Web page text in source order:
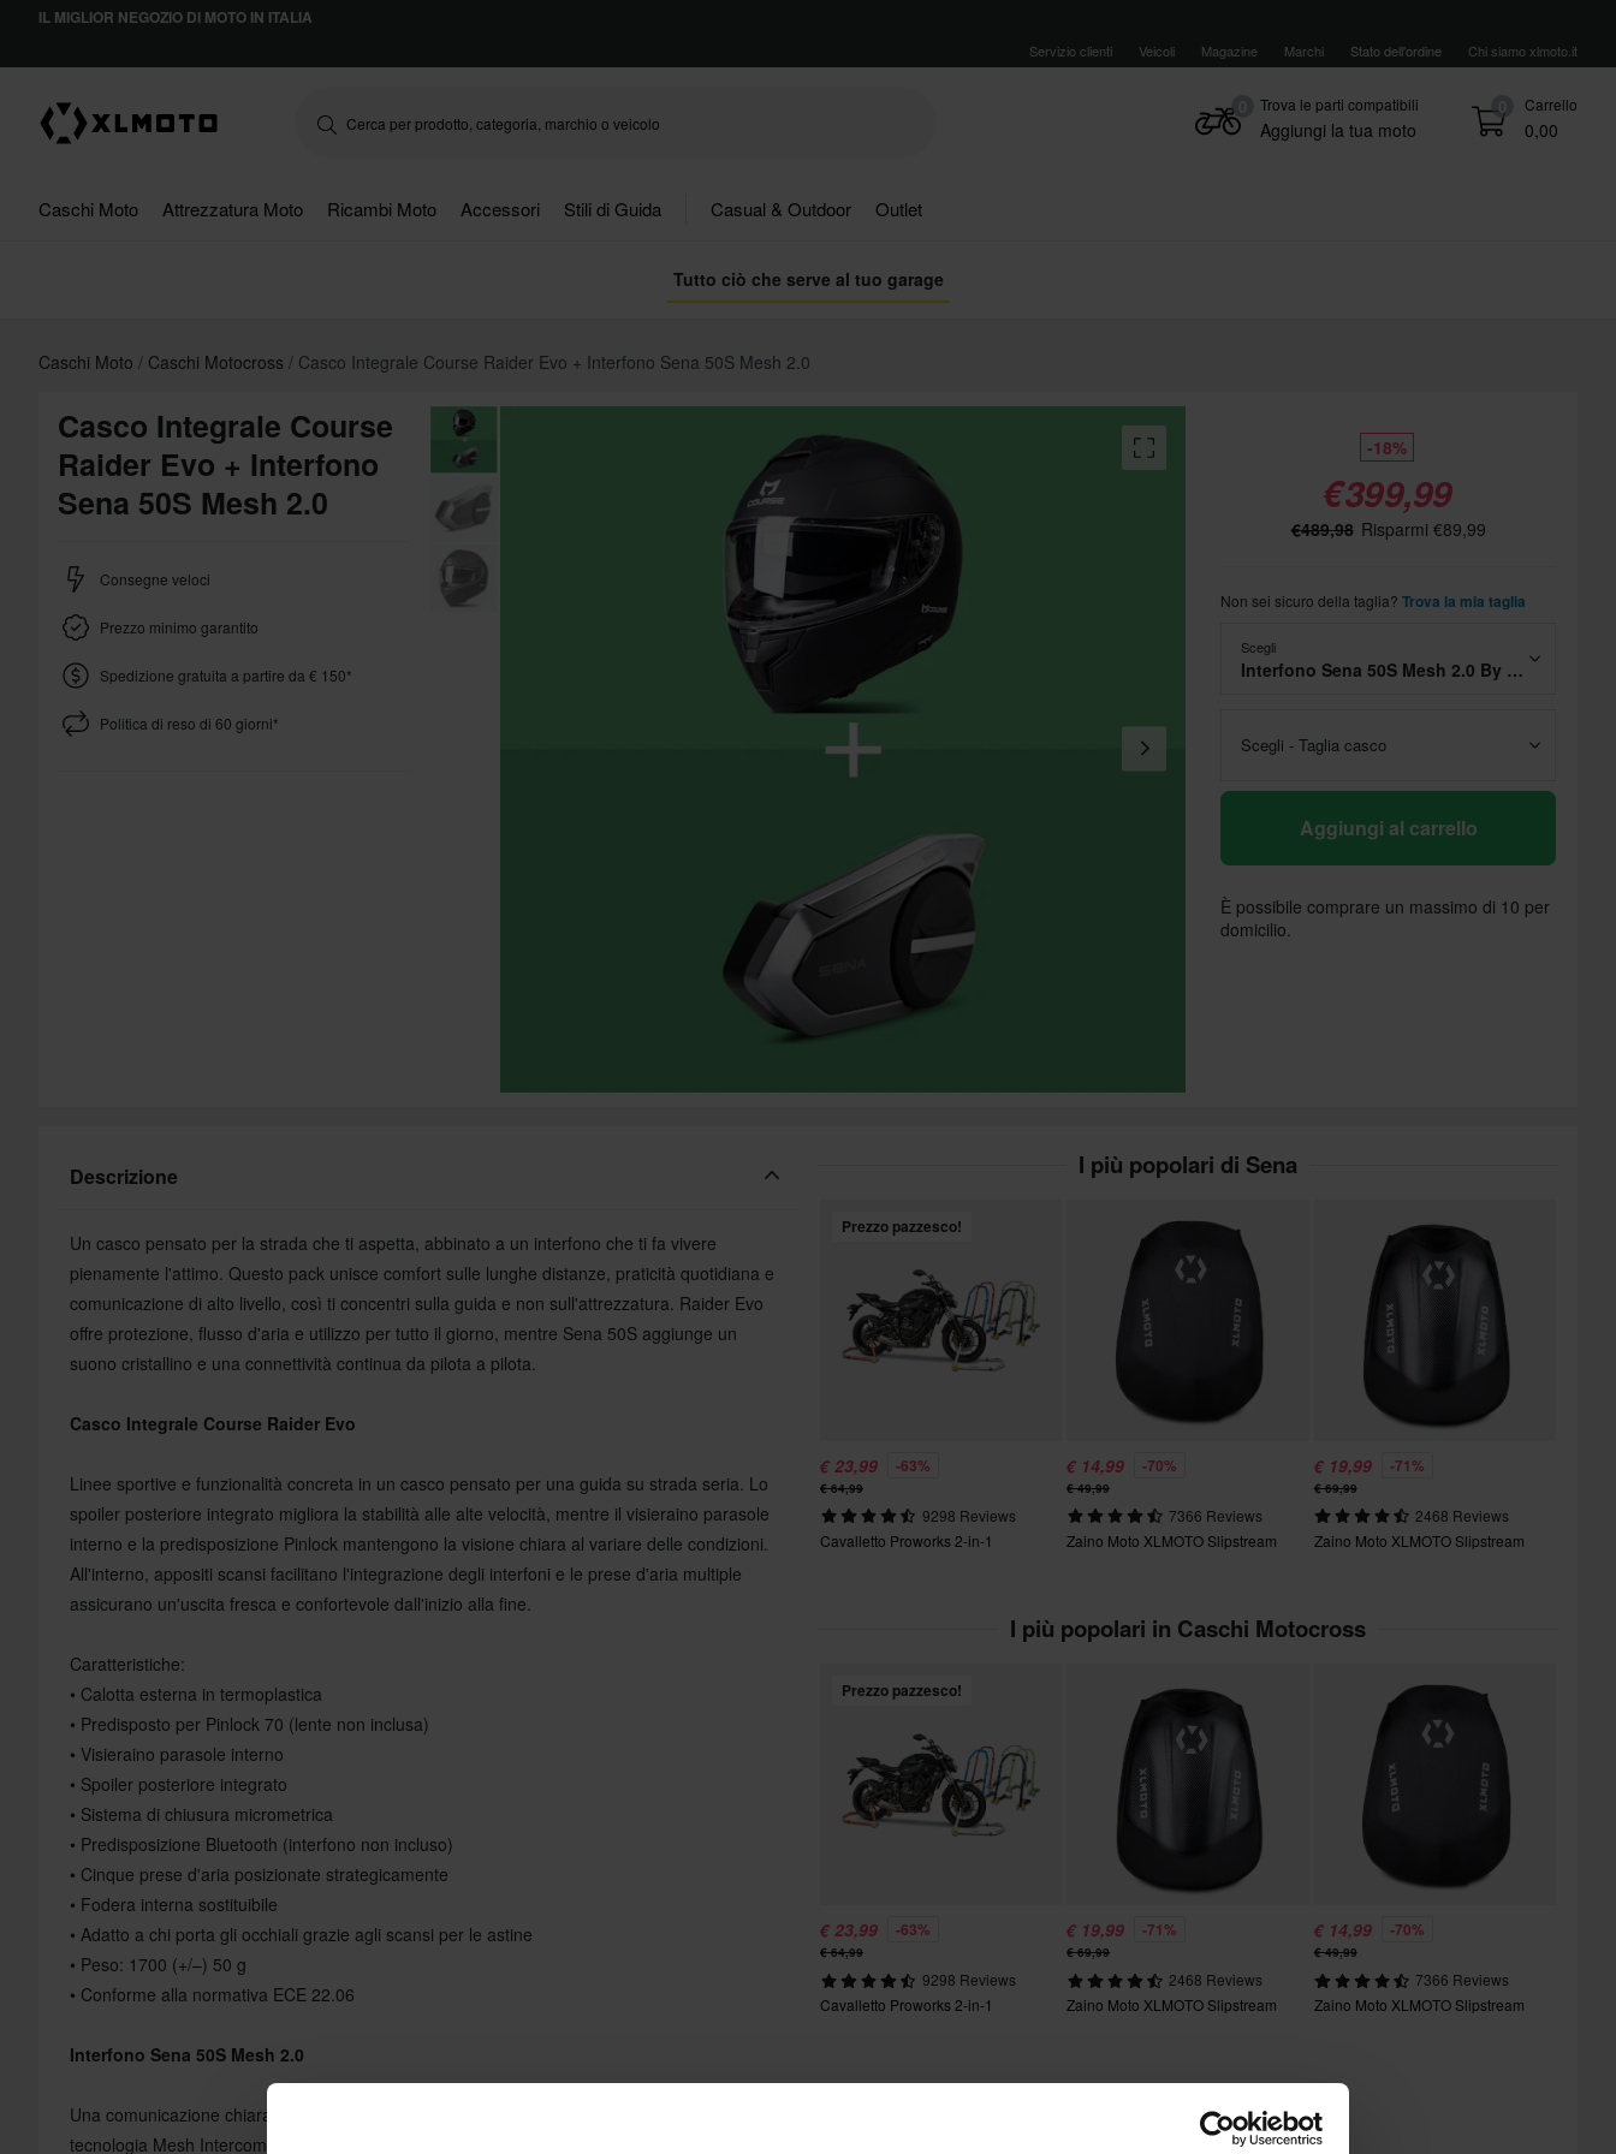
IL MIGLIOR NEGOZIO DI MOTO IN ITALIA
Servizio clienti Veicoli Magazine Marchi Stato dell'ordine Chi siamo xlmoto.it
0 Carrello
0,00
Trova le parti compatibili
Aggiungi la tua moto
Caschi Moto Attrezzatura Moto Ricambi Moto Accessori Stili di Guida Casual & Outdoor Outlet
Tutto ciò che serve al tuo garage
Caschi Moto Caschi Motocross Casco Integrale Course Raider Evo + Interfono Sena 50S Mesh 2.0
Casco Integrale Course
Raider Evo + Interfono
Sena 50S Mesh 2.0
Consegne veloci
Prezzo minimo garantito
Spedizione gratuita a partire da € 150*
Politica di reso di 60 giorni*
-18%
€399,99
€489,98 Risparmi €89,99
Non sei sicuro della taglia? Trova la mia taglia
Scegli
Interfono Sena 50S Mesh 2.0 By Harman Kardon
Scegli - Taglia casco
Aggiungi al carrello
È possibile comprare un massimo di 10 per
domicilio.
Descrizione
Un casco pensato per la strada che ti aspetta, abbinato a un interfono che ti fa vivere
pienamente l'attimo. Questo pack unisce comfort sulle lunghe distanze, praticità quotidiana e
comunicazione di alto livello, così ti concentri sulla guida e non sull'attrezzatura. Raider Evo
offre protezione, flusso d'aria e utilizzo per tutto il giorno, mentre Sena 50S aggiunge un
suono cristallino e una connettività continua da pilota a pilota.
Casco Integrale Course Raider Evo
Linee sportive e funzionalità concreta in un casco pensato per una guida su strada seria. Lo
spoiler posteriore integrato migliora la stabilità alle alte velocità, mentre il visieraino parasole
interno e la predisposizione Pinlock mantengono la visione chiara al variare delle condizioni.
All'interno, appositi scansi facilitano l'integrazione degli interfoni e le prese d'aria multiple
assicurano un'uscita fresca e confortevole dall'inizio alla fine.
Caratteristiche:
• Calotta esterna in termoplastica
• Predisposto per Pinlock 70 (lente non inclusa)
• Visieraino parasole interno
• Spoiler posteriore integrato
• Sistema di chiusura micrometrica
• Predisposizione Bluetooth (interfono non incluso)
• Cinque prese d'aria posizionate strategicamente
• Fodera interna sostituibile
• Adatto a chi porta gli occhiali grazie agli scansi per le astine
• Peso: 1700 (+/–) 50 g
• Conforme alla normativa ECE 22.06
Interfono Sena 50S Mesh 2.0
Una comunicazione chiara cambia l'intera esperienza di andare in moto. Sena 50S utilizza la
tecnologia Mesh Intercom™ per mantenere connessioni solide e senza sforzo, anche quando
I più popolari di Sena
Prezzo pazzesco!
€ 23,99 -63%
€ 64,99
9298 Reviews
Cavalletto Proworks 2-in-1
€ 14,99 -70%
€ 49,99
7366 Reviews
Zaino Moto XLMOTO Slipstream
€ 19,99 -71%
€ 69,99
2468 Reviews
Zaino Moto XLMOTO Slipstream
I più popolari in Caschi Motocross
Prezzo pazzesco!
€ 23,99 -63%
€ 64,99
9298 Reviews
Cavalletto Proworks 2-in-1
€ 19,99 -71%
€ 69,99
2468 Reviews
Zaino Moto XLMOTO Slipstream
€ 14,99 -70%
€ 49,99
7366 Reviews
Zaino Moto XLMOTO Slipstream